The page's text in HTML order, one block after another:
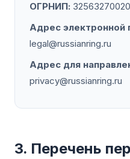
ОГРНИП:
Адрес электронной
legal@russianring.ru
Адрес для
privacy@russianring.ru
3. Перечень